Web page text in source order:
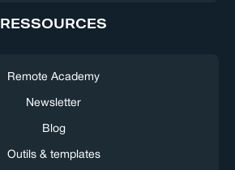
RESSOURCES
Remote Academy
Newsletter
Blog
Outils & templates